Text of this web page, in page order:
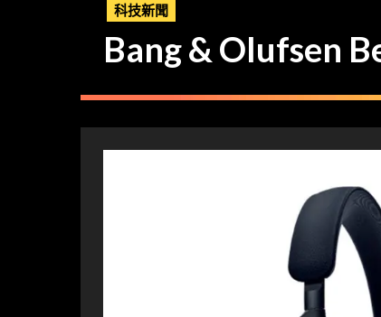
科技新聞
Bang & Olufsen